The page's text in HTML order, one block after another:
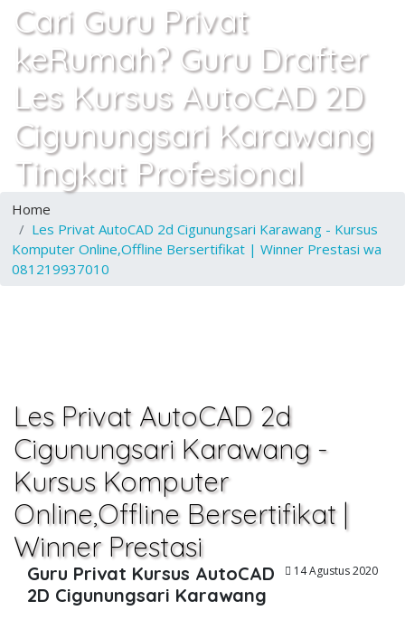
Cari Guru Privat
keRumah? Guru Drafter
Les Kursus AutoCAD 2D
Cigunungsari Karawang
Tingkat Profesional
Home
Les Privat AutoCAD 2d Cigunungsari Karawang - Kursus
Komputer Online,Offline Bersertifikat | Winner Prestasi wa
081219937010
Les Privat AutoCAD 2d
Cigunungsari Karawang -
Kursus Komputer
Online,Offline Bersertifikat |
Winner Prestasi
14 Agustus 2020
Guru Privat Kursus AutoCAD
2D Cigunungsari Karawang